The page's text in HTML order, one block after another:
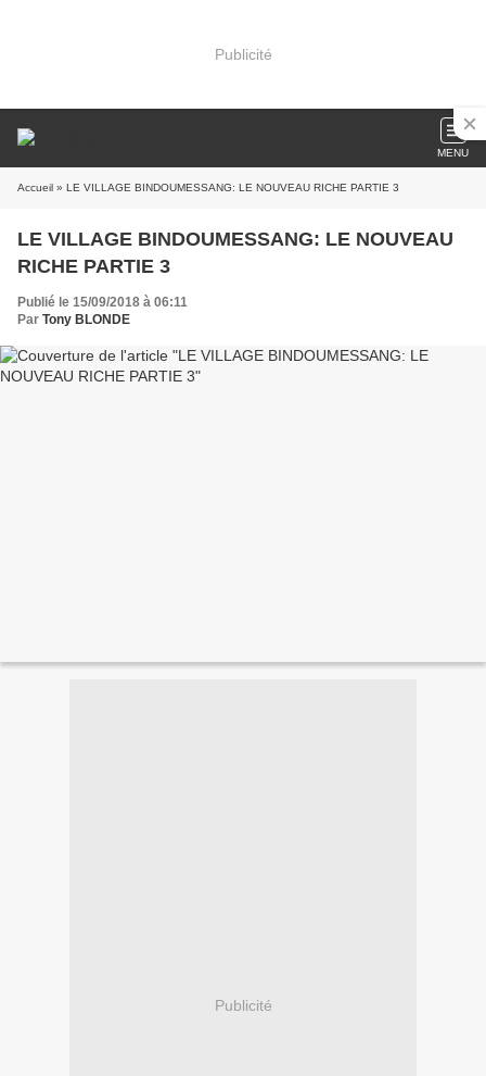
Publicité
MENU
Accueil » LE VILLAGE BINDOUMESSANG: LE NOUVEAU RICHE PARTIE 3
LE VILLAGE BINDOUMESSANG: LE NOUVEAU
RICHE PARTIE 3
Publié le 15/09/2018 à 06:11
Par Tony BLONDE
Publicité